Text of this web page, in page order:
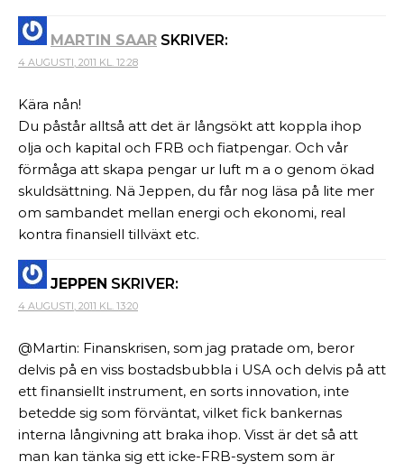
MARTIN SAAR SKRIVER:
4 AUGUSTI, 2011 KL. 12:28
Kära nån!
Du påstår alltså att det är långsökt att koppla ihop
olja och kapital och FRB och fiatpengar. Och vår
förmåga att skapa pengar ur luft m a o genom ökad
skuldsättning. Nä Jeppen, du får nog läsa på lite mer
om sambandet mellan energi och ekonomi, real
kontra finansiell tillväxt etc.
JEPPEN SKRIVER:
4 AUGUSTI, 2011 KL. 13:20
@Martin: Finanskrisen, som jag pratade om, beror
delvis på en viss bostadsbubbla i USA och delvis på att
ett finansiellt instrument, en sorts innovation, inte
betedde sig som förväntat, vilket fick bankernas
interna långivning att braka ihop. Visst är det så att
man kan tänka sig ett icke-FRB-system som är